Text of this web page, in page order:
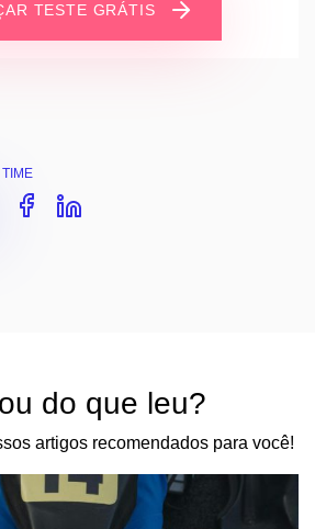
TESTE GRÁTIS
do que leu?
artigos recomendados para você!